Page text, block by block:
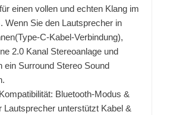
einen vollen und echten Klang im
Wenn Sie den Lautsprecher in
C-Kabel-Verbindung),
2.0 Kanal Stereoanlage und
ein Surround Stereo Sound
Bluetooth-Modus &
Lautsprecher unterstützt Kabel &